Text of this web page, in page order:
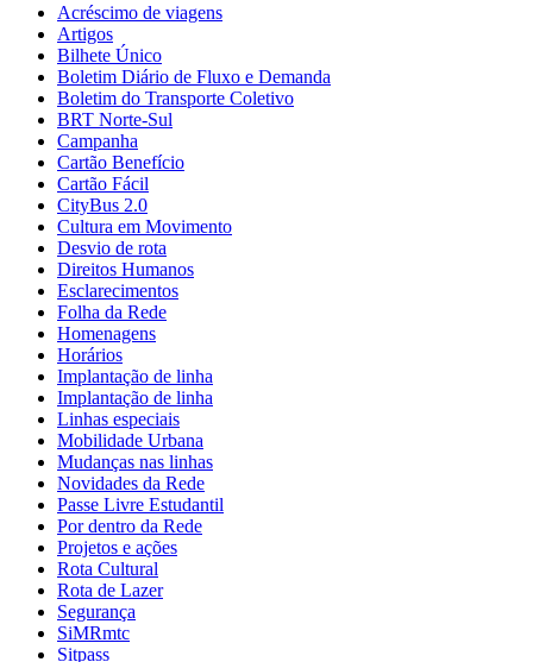
Acréscimo de viagens
Artigos
Bilhete Único
Boletim Diário de Fluxo e Demanda
Boletim do Transporte Coletivo
BRT Norte-Sul
Campanha
Cartão Benefício
Cartão Fácil
CityBus 2.0
Cultura em Movimento
Desvio de rota
Direitos Humanos
Esclarecimentos
Folha da Rede
Homenagens
Horários
Implantação de linha
Implantação de linha
Linhas especiais
Mobilidade Urbana
Mudanças nas linhas
Novidades da Rede
Passe Livre Estudantil
Por dentro da Rede
Projetos e ações
Rota Cultural
Rota de Lazer
Segurança
SiMRmtc
Sitpass